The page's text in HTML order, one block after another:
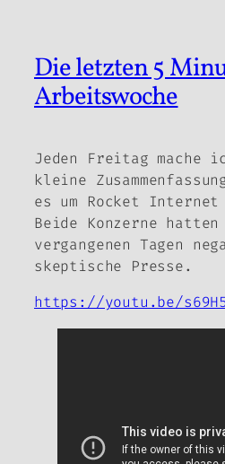
Die letzten 5
Arbeitswoche
Jeden Freitag mache
kleine
es um Rocket Internet
Beide Konzerne
vergangenen Tagen
skeptische Presse.
https://youtu.be/